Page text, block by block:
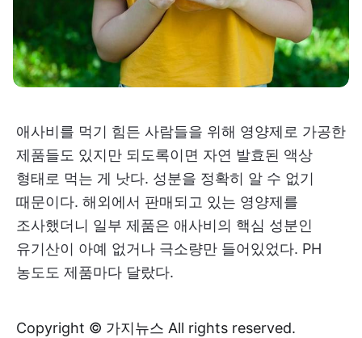
애사비를 먹기 힘든 사람들을 위해 영양제로 가공한
제품들도 있지만 되도록이면 자연 발효된 액상
형태로 먹는 게 낫다. 성분을 정확히 알 수 없기
때문이다. 해외에서 판매되고 있는 영양제를
조사했더니 일부 제품은 애사비의 핵심 성분인
유기산이 아예 없거나 극소량만 들어있었다. PH
농도도 제품마다 달랐다.
Copyright © 가지뉴스 All rights reserved.